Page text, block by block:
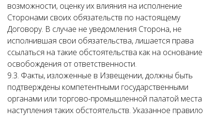
возможности, оценку их влияния на исполнение
Сторонами своих обязательств по настоящему
Договору. В случае не уведомления Сторона, не
исполнившая свои обязательства, лишается права
ссылаться на такие обстоятельства как на основание
освобождения от ответственности.
9.3. Факты, изложенные в Извещении, должны быть
подтверждены компетентными государственными
органами или торгово-промышленной палатой места
наступления таких обстоятельств. Указанное правило